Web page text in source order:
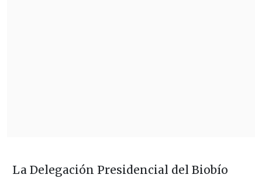
La Delegación Presidencial del Biobío